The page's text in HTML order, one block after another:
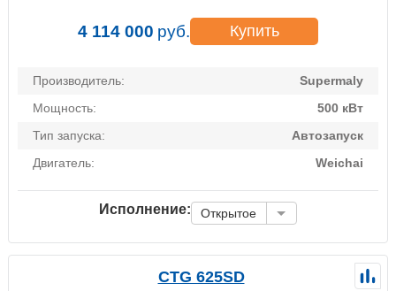
4 114 000 руб. Купить
Производитель:
Supermaly
Мощность:
500 кВт
Тип запуска:
Автозапуск
Двигатель:
Weichai
Исполнение: Открытое
CTG 625SD